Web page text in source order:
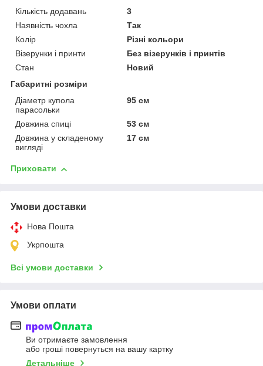
Кількість додавань
3
Наявність чохла
Так
Колір
Різні кольори
Візерунки і принти
Без візерунків і принтів
Стан
Новий
Габаритні розміри
Діаметр купола
парасольки
95 см
Довжина спиці
53 см
Довжина у складеному
вигляді
17 см
Приховати
Умови доставки
Нова Пошта
Укрпошта
Всі умови доставки
Умови оплати
Ви отримаєте замовлення
або гроші повернуться на вашу картку
Детальніше